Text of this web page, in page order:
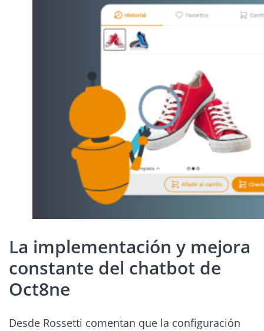
La implementación y mejora
constante del chatbot de
Oct8ne
Desde Rossetti comentan que la configuración